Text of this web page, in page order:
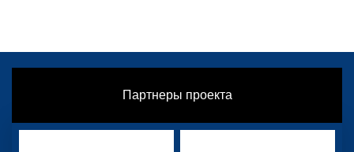
Партнеры проекта